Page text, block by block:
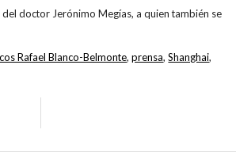
doctor Jerónimo Megías, a quien también se
Rafael Blanco-Belmonte,prensa,Shanghai,